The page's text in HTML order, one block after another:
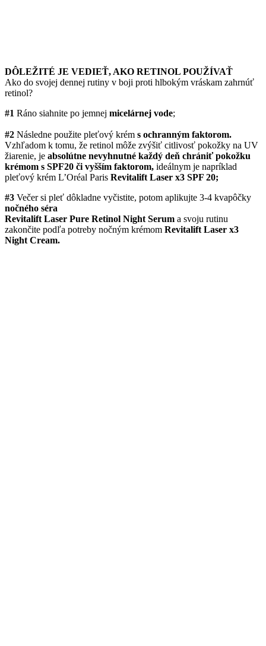
DÔLEŽITÉ JE VEDIEŤ, AKO RETINOL POUŽÍVAŤ
Ako do svojej dennej rutiny v boji proti hlbokým vráskam zahrnúť
retinol?
#1 Ráno siahnite po jemnej micelárnej vode;
#2 Následne použite pleťový krém s ochranným faktorom.
Vzhľadom k tomu, že retinol môže zvýšiť citlivosť pokožky na UV
žiarenie, je absolútne nevyhnutné každý deň chrániť pokožku
krémom s SPF20 či vyšším faktorom, ideálnym je napríklad
pleťový krém L’Oréal Paris Revitalift Laser x3 SPF 20;
#3 Večer si pleť dôkladne vyčistite, potom aplikujte 3-4 kvapôčky
nočného séra
Revitalift Laser Pure Retinol Night Serum a svoju rutinu
zakončite podľa potreby nočným krémom Revitalift Laser x3
Night Cream.